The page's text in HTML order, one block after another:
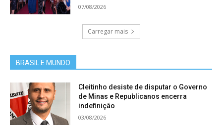
07/08/2026
Carregar mais
BRASIL E MUNDO
Cleitinho desiste de disputar o Governo
de Minas e Republicanos encerra
indefinição
03/08/2026